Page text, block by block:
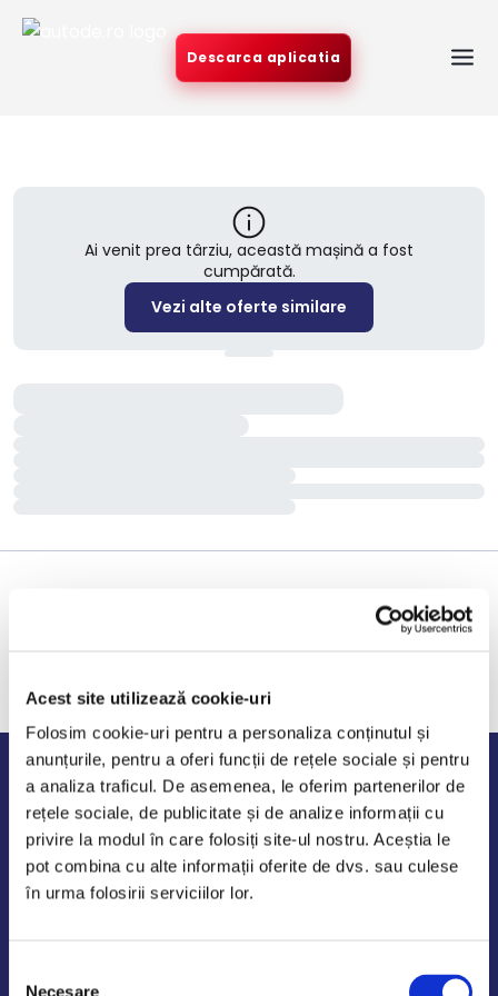
Acest site utilizează cookie-uri
Folosim cookie-uri pentru a personaliza conținutul și
anunțurile, pentru a oferi funcții de rețele sociale și pentru
a analiza traficul. De asemenea, le oferim partenerilor de
rețele sociale, de publicitate și de analize informații cu
privire la modul în care folosiți site-ul nostru. Aceștia le
pot combina cu alte informații oferite de dvs. sau culese
în urma folosirii serviciilor lor.
Necesare
Descarca aplicatia
Ai venit prea târziu, această mașină a fost
cumpărată.
Vezi alte oferte similare
Program de lucru
Luni - Vineri: 09:00-18:00
Sambata - Duminica: 10:00-14:00